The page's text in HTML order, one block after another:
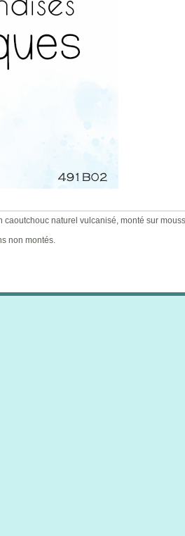
caoutchouc naturel vulcanisé, monté sur
non montés.